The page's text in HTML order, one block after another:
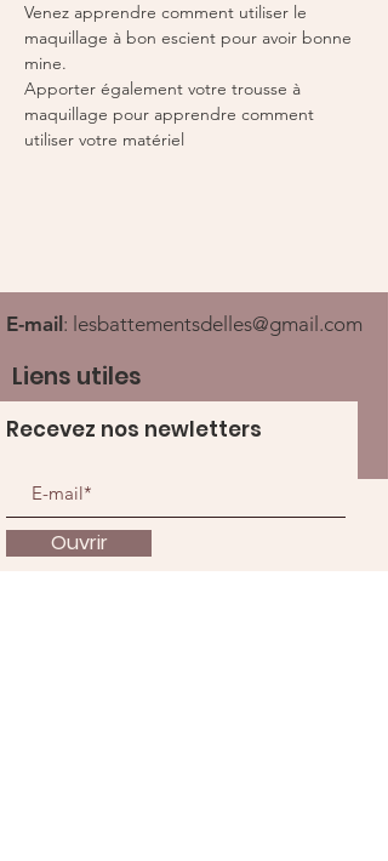
Venez apprendre comment utiliser le
maquillage à bon escient pour avoir bonne
mine.
Apporter également votre trousse à
maquillage pour apprendre comment
utiliser votre matériel
E-mail : lesbattementsdelles@gmail.com
Liens utiles
Recevez nos newletters
Ouvrir